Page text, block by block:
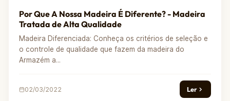
Por Que A Nossa Madeira É Diferente? - Madeira
Tratada de Alta Qualidade
Madeira Diferenciada: Conheça os critérios de seleção e
o controle de qualidade que fazem da madeira do
Armazém a...
02/03/2022 Ler